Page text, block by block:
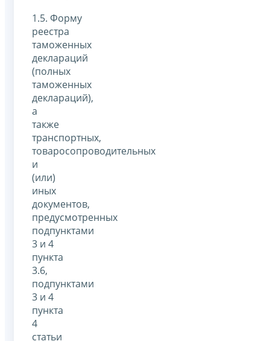
1.5. Форму
реестра
таможенных
деклараций
(полных
таможенных
деклараций),
а
также
транспортных,
товаросопроводительных
и
(или)
иных
документов,
предусмотренных
подпунктами
3 и 4
пункта
3.6,
подпунктами
3 и 4
пункта
4
статьи